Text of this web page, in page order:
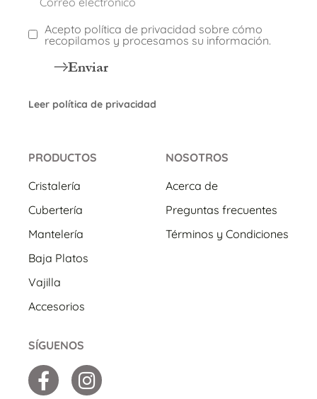
Acepto política de privacidad sobre cómo
recopilamos y procesamos su información.
Enviar
Leer política de privacidad
PRODUCTOS
Cristalería
Cubertería
Mantelería
Baja Platos
Vajilla
Accesorios
NOSOTROS
Acerca de
Preguntas frecuentes
Términos y Condiciones
SÍGUENOS